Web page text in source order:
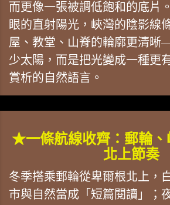
而更像一張被調低飽和的底片
眼的直射陽光，峽灣的陰影線
屋、教堂、山脊的輪廓更清
少太陽，而是把光變成一種更
賞析的自然語言。
★一條航線收齊：郵輪、
北上節奏
冬季搭乘郵輪從卑爾根北上，
市與自然當成「短篇閱讀」；